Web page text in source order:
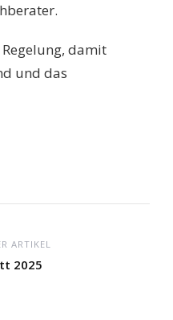
damit
und das
ARTIKEL
2025